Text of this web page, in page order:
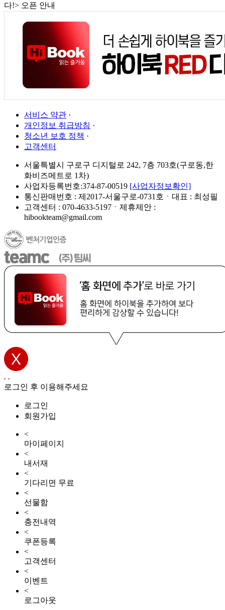
다!> 오픈 안내
서비스 약관 ·
개인정보 취급방침 ·
청소년 보호 정책 ·
고객센터
서울특별시 구로구 디지털로 242, 7층 703호(구로동,한
화비즈메트로 1차)
사업자등록번호:374-87-00519 [사업자정보확인]
통신판매번호 : 제2017-서울구로-0731호ㆍ대표 : 최성필
고객센터 : 070-4633-5197ㆍ제휴제안 :
hibookteam@gmail.com
로그인 후 이용해주세요
로그인
회원가입
<
마이페이지
<
내서재
<
기다리면 무료
<
선물함
<
충전내역
<
쿠폰등록
<
고객센터
<
이벤트
<
로그아웃